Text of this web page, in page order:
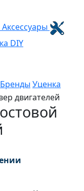
DIY
Бренды Уценка